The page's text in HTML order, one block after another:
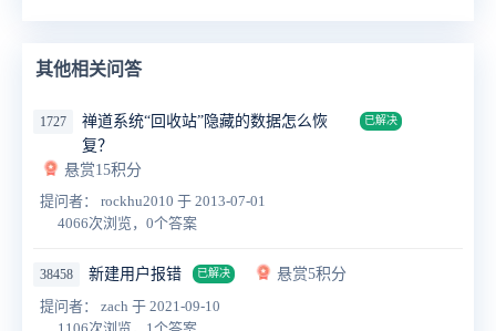
其他相关问答
1727
禅道系统“回收站”隐藏的数据怎么恢
复？
已解决
悬赏15积分
提问者： rockhu2010 于 2013-07-01
4066次浏览，0个答案
38458 新建用户报错 已解决
悬赏5积分
提问者： zach 于 2021-09-10